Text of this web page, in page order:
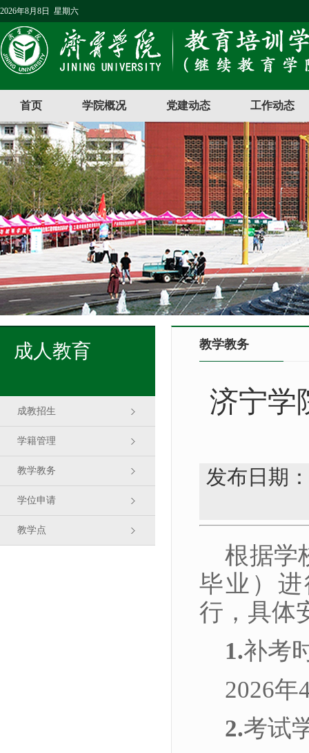
2026年8月8日 星期六
首页 学院概况 党建动态 工作动态
成人教育
成教招生
学籍管理
教学教务
学位申请
教学点
教学教务
济宁学
发布日期
根据学
毕业）
行，具体
1.补考
2026年
2.考试